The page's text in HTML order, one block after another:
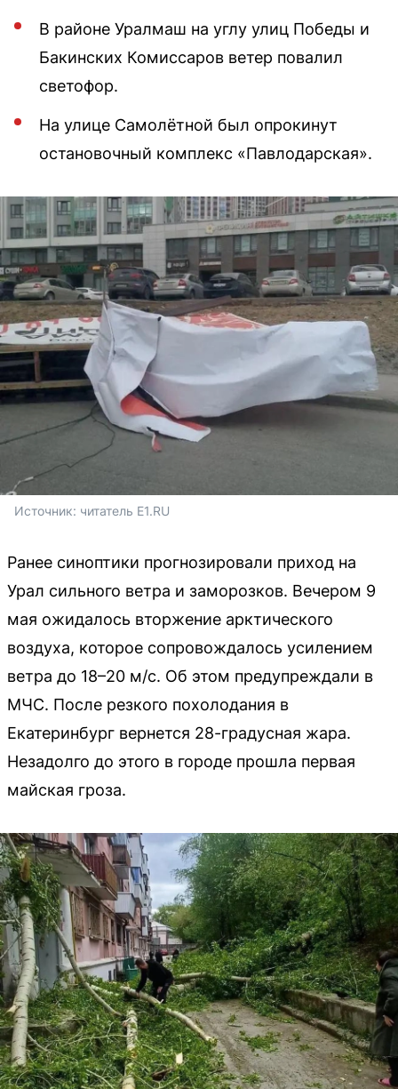
В районе Уралмаш на углу улиц Победы и
Бакинских Комиссаров ветер повалил
светофор.
На улице Самолётной был опрокинут
остановочный комплекс «Павлодарская».
Источник: читатель E1.RU
Ранее синоптики прогнозировали приход на
Урал сильного ветра и заморозков. Вечером 9
мая ожидалось вторжение арктического
воздуха, которое сопровождалось усилением
ветра до 18–20 м/с. Об этом предупреждали в
МЧС. После резкого похолодания в
Екатеринбург вернется 28-градусная жара.
Незадолго до этого в городе прошла первая
майская гроза.